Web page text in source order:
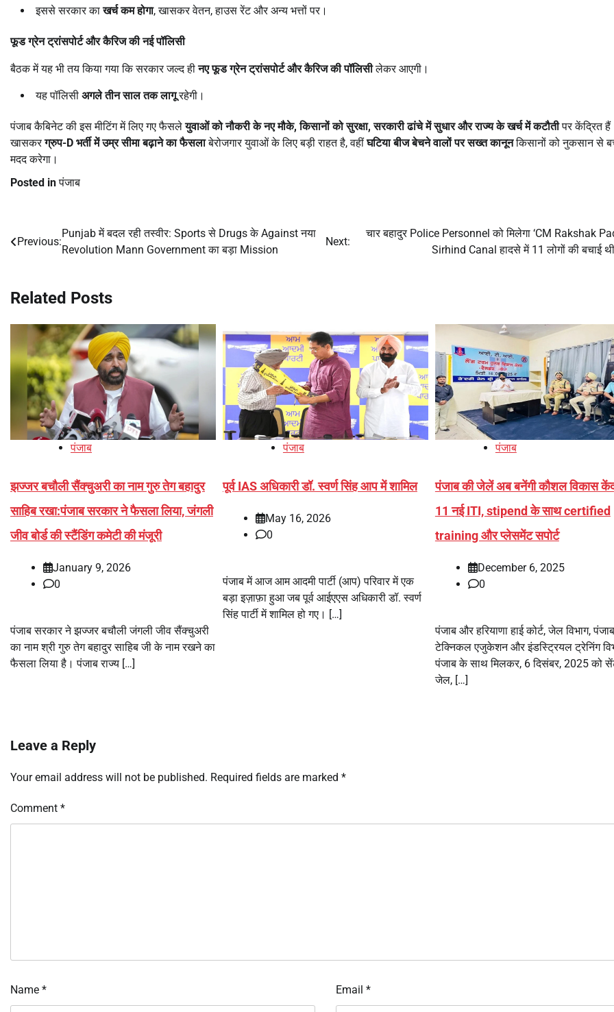
इससे सरकार काखर्च कम होगा, खासकर वेतन, हाउस रेंट और अन्य भत्तों पर।
फूड ग्रेन ट्रांसपोर्ट और कैरिज की नई पॉलिसी
बैठक में यह भी तय किया गया कि सरकार जल्द हीनए फूड ग्रेन ट्रांसपोर्ट और कैरिज की पॉलिसीलेकर आएगी।
यह पॉलिसी अगले तीन साल तक लागूरहेगी।
पंजाब कैबिनेट की इस मीटिंग में लिए गए फैसलेयुवाओं को नौकरी के नए मौके,किसानों को सुरक्षा,सरकारी ढांचे में सुधार और राज्य के खर्च में कटौतीपर केंद्रित
खासकरग्रुप-D भर्ती में उम्र सीमा बढ़ाने का फैसलाबेरोजगार युवाओं के लिए बड़ी राहत है, वहींघटिया बीज बेचने वालों पर सख्त कानूनकिसानों को नुकसान से
मदद करेगा।
Posted inपंजाब
Post
Previous:
Punjab में बदल रही तस्वीर: Sports से Drugs के Against नया
Revolution Mann Government का बड़ा Mission
Next:
चार बहादुर Police Personnel को मिलेगा ‘CM Rakshak
Sirhind Canal हादसे में 11 लोगों की बचाई
Related Posts
पंजाब
झज्जर बचौली सैंक्चुअरी का नाम गुरु तेग बहादुर
साहिब रखा:पंजाब सरकार ने फैसला लिया, जंगली
जीव बोर्ड की स्टैंडिंग कमेटी की मंजूरी
January 9, 2026
0
पंजाब सरकार ने झज्जर बचौली जंगली जीव सैंक्चुअरी
का नाम श्री गुरु तेग बहादुर साहिब जी के नाम रखने का
फैसला लिया है। पंजाब राज्य […]
पंजाब
पूर्व IAS अधिकारी डॉ. स्वर्ण सिंह आप में शामिल
May 16, 2026
0
पंजाब में आज आम आदमी पार्टी (आप) परिवार में एक
बड़ा इज़ाफ़ा हुआ जब पूर्व आईएएस अधिकारी डॉ. स्वर्ण
सिंह पार्टी में शामिल हो गए। […]
पंजाब
पंजाब की जेलें अब बनेंगी कौशल विकास
11 नई ITI, stipend के साथ certified
training और प्लेसमेंट सपोर्ट
December 6, 2025
0
पंजाब और हरियाणा हाई कोर्ट, जेल विभाग,
टेक्निकल एजुकेशन और इंडस्ट्रियल ट्रेनिंग
पंजाब के साथ मिलकर, 6 दिसंबर, 2025 को
जेल, […]
Leave a Reply
Your email address will not be published. Required fields are marked *
Comment *
Name * Email *